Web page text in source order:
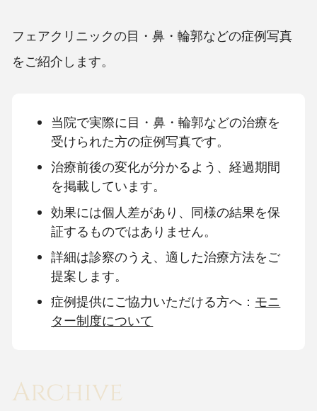
フェアクリニックの目・鼻・輪郭などの症例写真
をご紹介します。
当院で実際に目・鼻・輪郭などの治療を
受けられた方の症例写真です。
治療前後の変化が分かるよう、経過期間
を掲載しています。
効果には個人差があり、同様の結果を保
証するものではありません。
詳細は診察のうえ、適した治療方法をご
提案します。
症例提供にご協力いただける方へ： モニ
ター制度について
Archive